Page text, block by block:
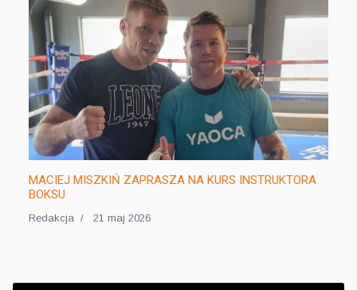
MACIEJ MISZKIŃ ZAPRASZA NA KURS INSTRUKTORA
BOKSU
Redakcja 21 maj 2026